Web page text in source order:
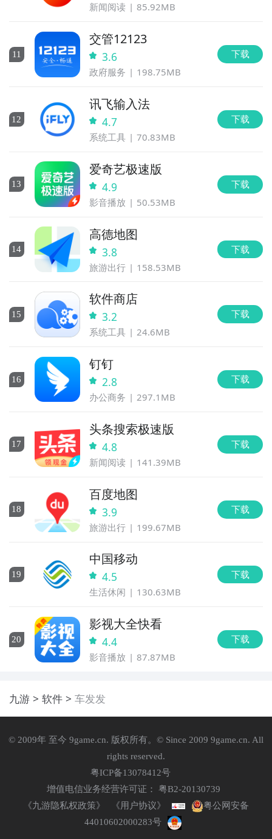
新闻阅读 85.92MB
11
交管12123
3.6
政府服务 198.75MB
下载
12
讯飞输入法
4.7
系统工具 70.83MB
下载
13
爱奇艺极速版
4.9
影音播放 50.53MB
下载
14
高德地图
3.8
旅游出行 158.53MB
下载
15
软件商店
3.2
系统工具 24.6MB
下载
16
钉钉
2.8
办公商务 297.1MB
下载
17
头条搜索极速版
4.8
新闻阅读 141.39MB
下载
18
百度地图
3.9
旅游出行 199.67MB
下载
19
中国移动
4.5
生活休闲 130.63MB
下载
20
影视大全快看
4.4
影音播放 87.87MB
下载
九游 软件 车发发
© 2009年 至今 9game.cn. 版权所有。© Since 2009 9game.cn. All
rights reserved.
粤ICP备13078412号
增值电信业务经营许可证： 粤B2-20130739
《九游隐私权政策》
《用户协议》
粤公网安备
44010602000283号